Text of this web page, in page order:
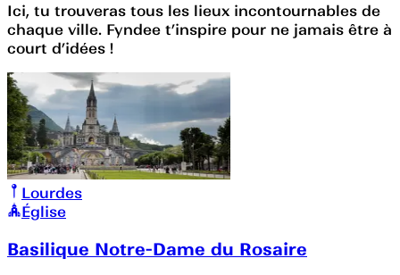
Ici, tu trouveras tous les lieux incontournables de
chaque ville. Fyndee t’inspire pour ne jamais être à
court d’idées !
Lourdes
Église
Basilique Notre-Dame du Rosaire